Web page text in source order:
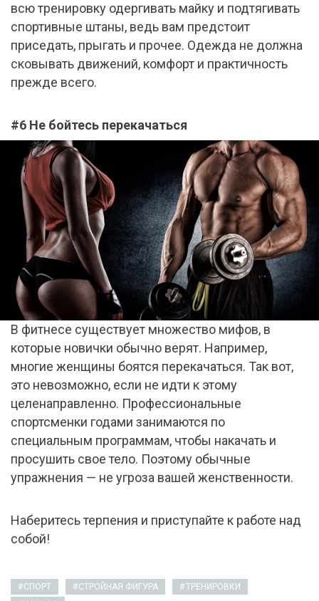
всю тренировку одергивать майку и подтягивать
спортивные штаны, ведь вам предстоит
приседать, прыгать и прочее. Одежда не должна
сковывать движений, комфорт и практичность
прежде всего.
#6 Не бойтесь перекачаться
В фитнесе существует множество мифов, в
которые новички обычно верят. Например,
многие женщины боятся перекачаться. Так вот,
это невозможно, если не идти к этому
целенаправленно. Профессиональные
спортсменки годами занимаются по
специальным программам, чтобы накачать и
просушить свое тело. Поэтому обычные
упражнения — не угроза вашей женственности.
Наберитесь терпения и приступайте к работе над
собой!
СПОРТ СТРОЙНАЯ ФИГУРА
ТРЕНИРОВКИ